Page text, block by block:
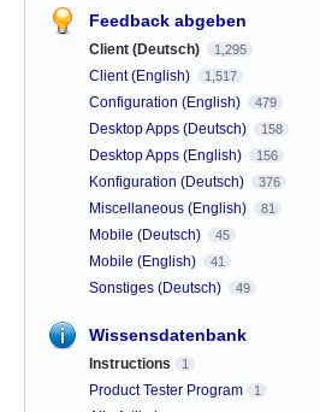
Feedback abgeben
Client (Deutsch) 1,295
Client (English) 1,517
Configuration (English) 479
Desktop Apps (Deutsch) 158
Desktop Apps (English) 156
Konfiguration (Deutsch) 376
Miscellaneous (English) 81
Mobile (Deutsch) 45
Mobile (English) 41
Sonstiges (Deutsch) 49
Wissensdatenbank
Instructions 1
Product Tester Program 1